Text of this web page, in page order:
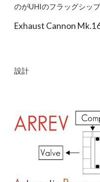
のがUHIのフラッグシップ
Exhaust Cannon
設計